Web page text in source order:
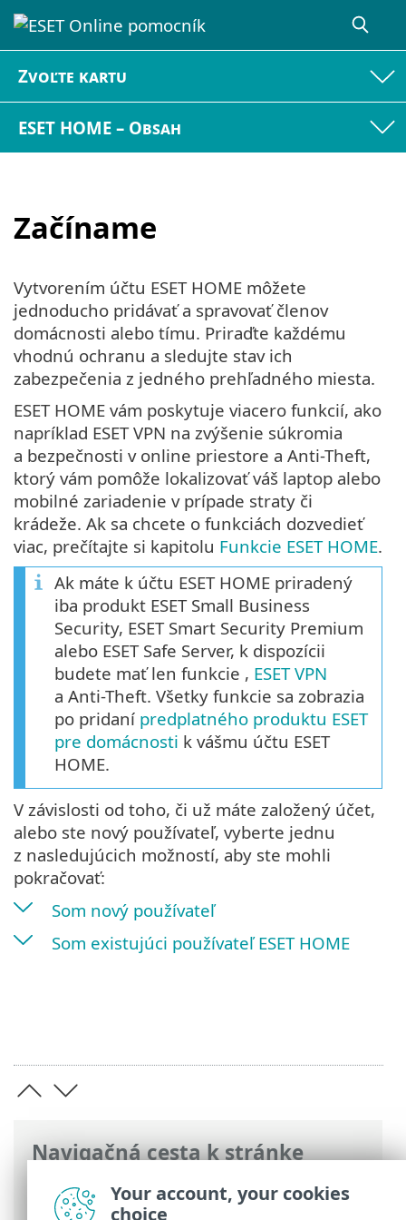
Zvoľte kartu
ESET HOME – Obsah
Začíname
Navigačná cesta k stránke
ESET Online pomocník> ESET HOME>
Ako začať
Vytvorením účtu ESET HOME môžete
jednoducho pridávať a spravovať členov
domácnosti alebo tímu. Priraďte každému
vhodnú ochranu a sledujte stav ich
zabezpečenia z jedného prehľadného miesta.
ESET HOME vám poskytuje viacero funkcií, ako
napríklad ESET VPN na zvýšenie súkromia
a bezpečnosti v online priestore a Anti-Theft,
ktorý vám pomôže lokalizovať váš laptop alebo
mobilné zariadenie v prípade straty či
krádeže. Ak sa chcete o funkciách dozvedieť
viac, prečítajte si kapitolu Funkcie ESET HOME.
Ak máte k účtu ESET HOME priradený
iba produkt ESET Small Business
Security, ESET Smart Security Premium
alebo ESET Safe Server, k dispozícii
budete mať len funkcie , ESET VPN
a Anti-Theft. Všetky funkcie sa zobrazia
po pridaní predplatného produktu ESET
pre domácnosti k vášmu účtu ESET
HOME.
V závislosti od toho, či už máte založený účet,
alebo ste nový používateľ, vyberte jednu
z nasledujúcich možností, aby ste mohli
pokračovať:
Som nový používateľ
Som existujúci používateľ ESET HOME
Your account, your cookies
choice